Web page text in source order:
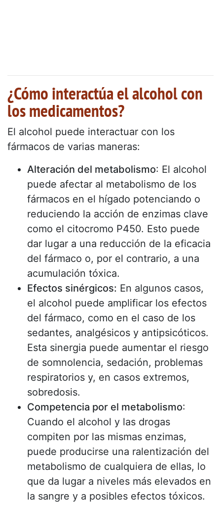
¿Cómo interactúa el alcohol con
los medicamentos?
El alcohol puede interactuar con los
fármacos de varias maneras:
Alteración del metabolismo: El alcohol
puede afectar al metabolismo de los
fármacos en el hígado potenciando o
reduciendo la acción de enzimas clave
como el citocromo P450. Esto puede
dar lugar a una reducción de la eficacia
del fármaco o, por el contrario, a una
acumulación tóxica.
Efectos sinérgicos: En algunos casos,
el alcohol puede amplificar los efectos
del fármaco, como en el caso de los
sedantes, analgésicos y antipsicóticos.
Esta sinergia puede aumentar el riesgo
de somnolencia, sedación, problemas
respiratorios y, en casos extremos,
sobredosis.
Competencia por el metabolismo:
Cuando el alcohol y las drogas
compiten por las mismas enzimas,
puede producirse una ralentización del
metabolismo de cualquiera de ellas, lo
que da lugar a niveles más elevados en
la sangre y a posibles efectos tóxicos.